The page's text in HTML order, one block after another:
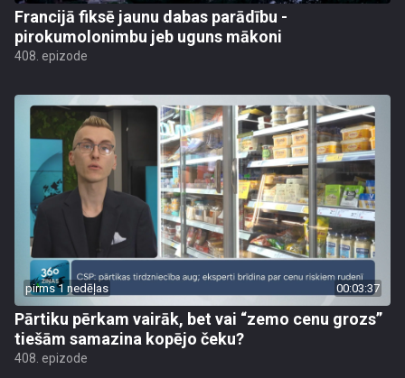
Francijā fiksē jaunu dabas parādību -
pirokumolonimbu jeb uguns mākoni
408. epizode
pirms 1 nedēļas 00:03:37
Pārtiku pērkam vairāk, bet vai “zemo cenu grozs”
tiešām samazina kopējo čeku?
408. epizode